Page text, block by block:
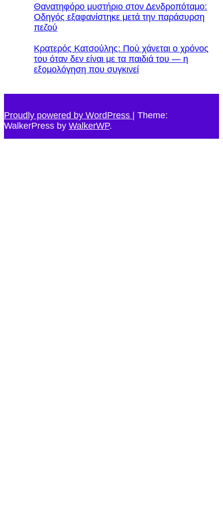
Θανατηφόρο μυστήριο στον Δενδροπόταμο:
Οδηγός εξαφανίστηκε μετά την παράσυρση
πεζού
Κρατερός Κατσούλης: Πού χάνεται ο χρόνος
του όταν δεν είναι με τα παιδιά του — η
εξομολόγηση που συγκινεί
Proudly powered by WordPress
Theme:
WalkerPress by WalkerWP.